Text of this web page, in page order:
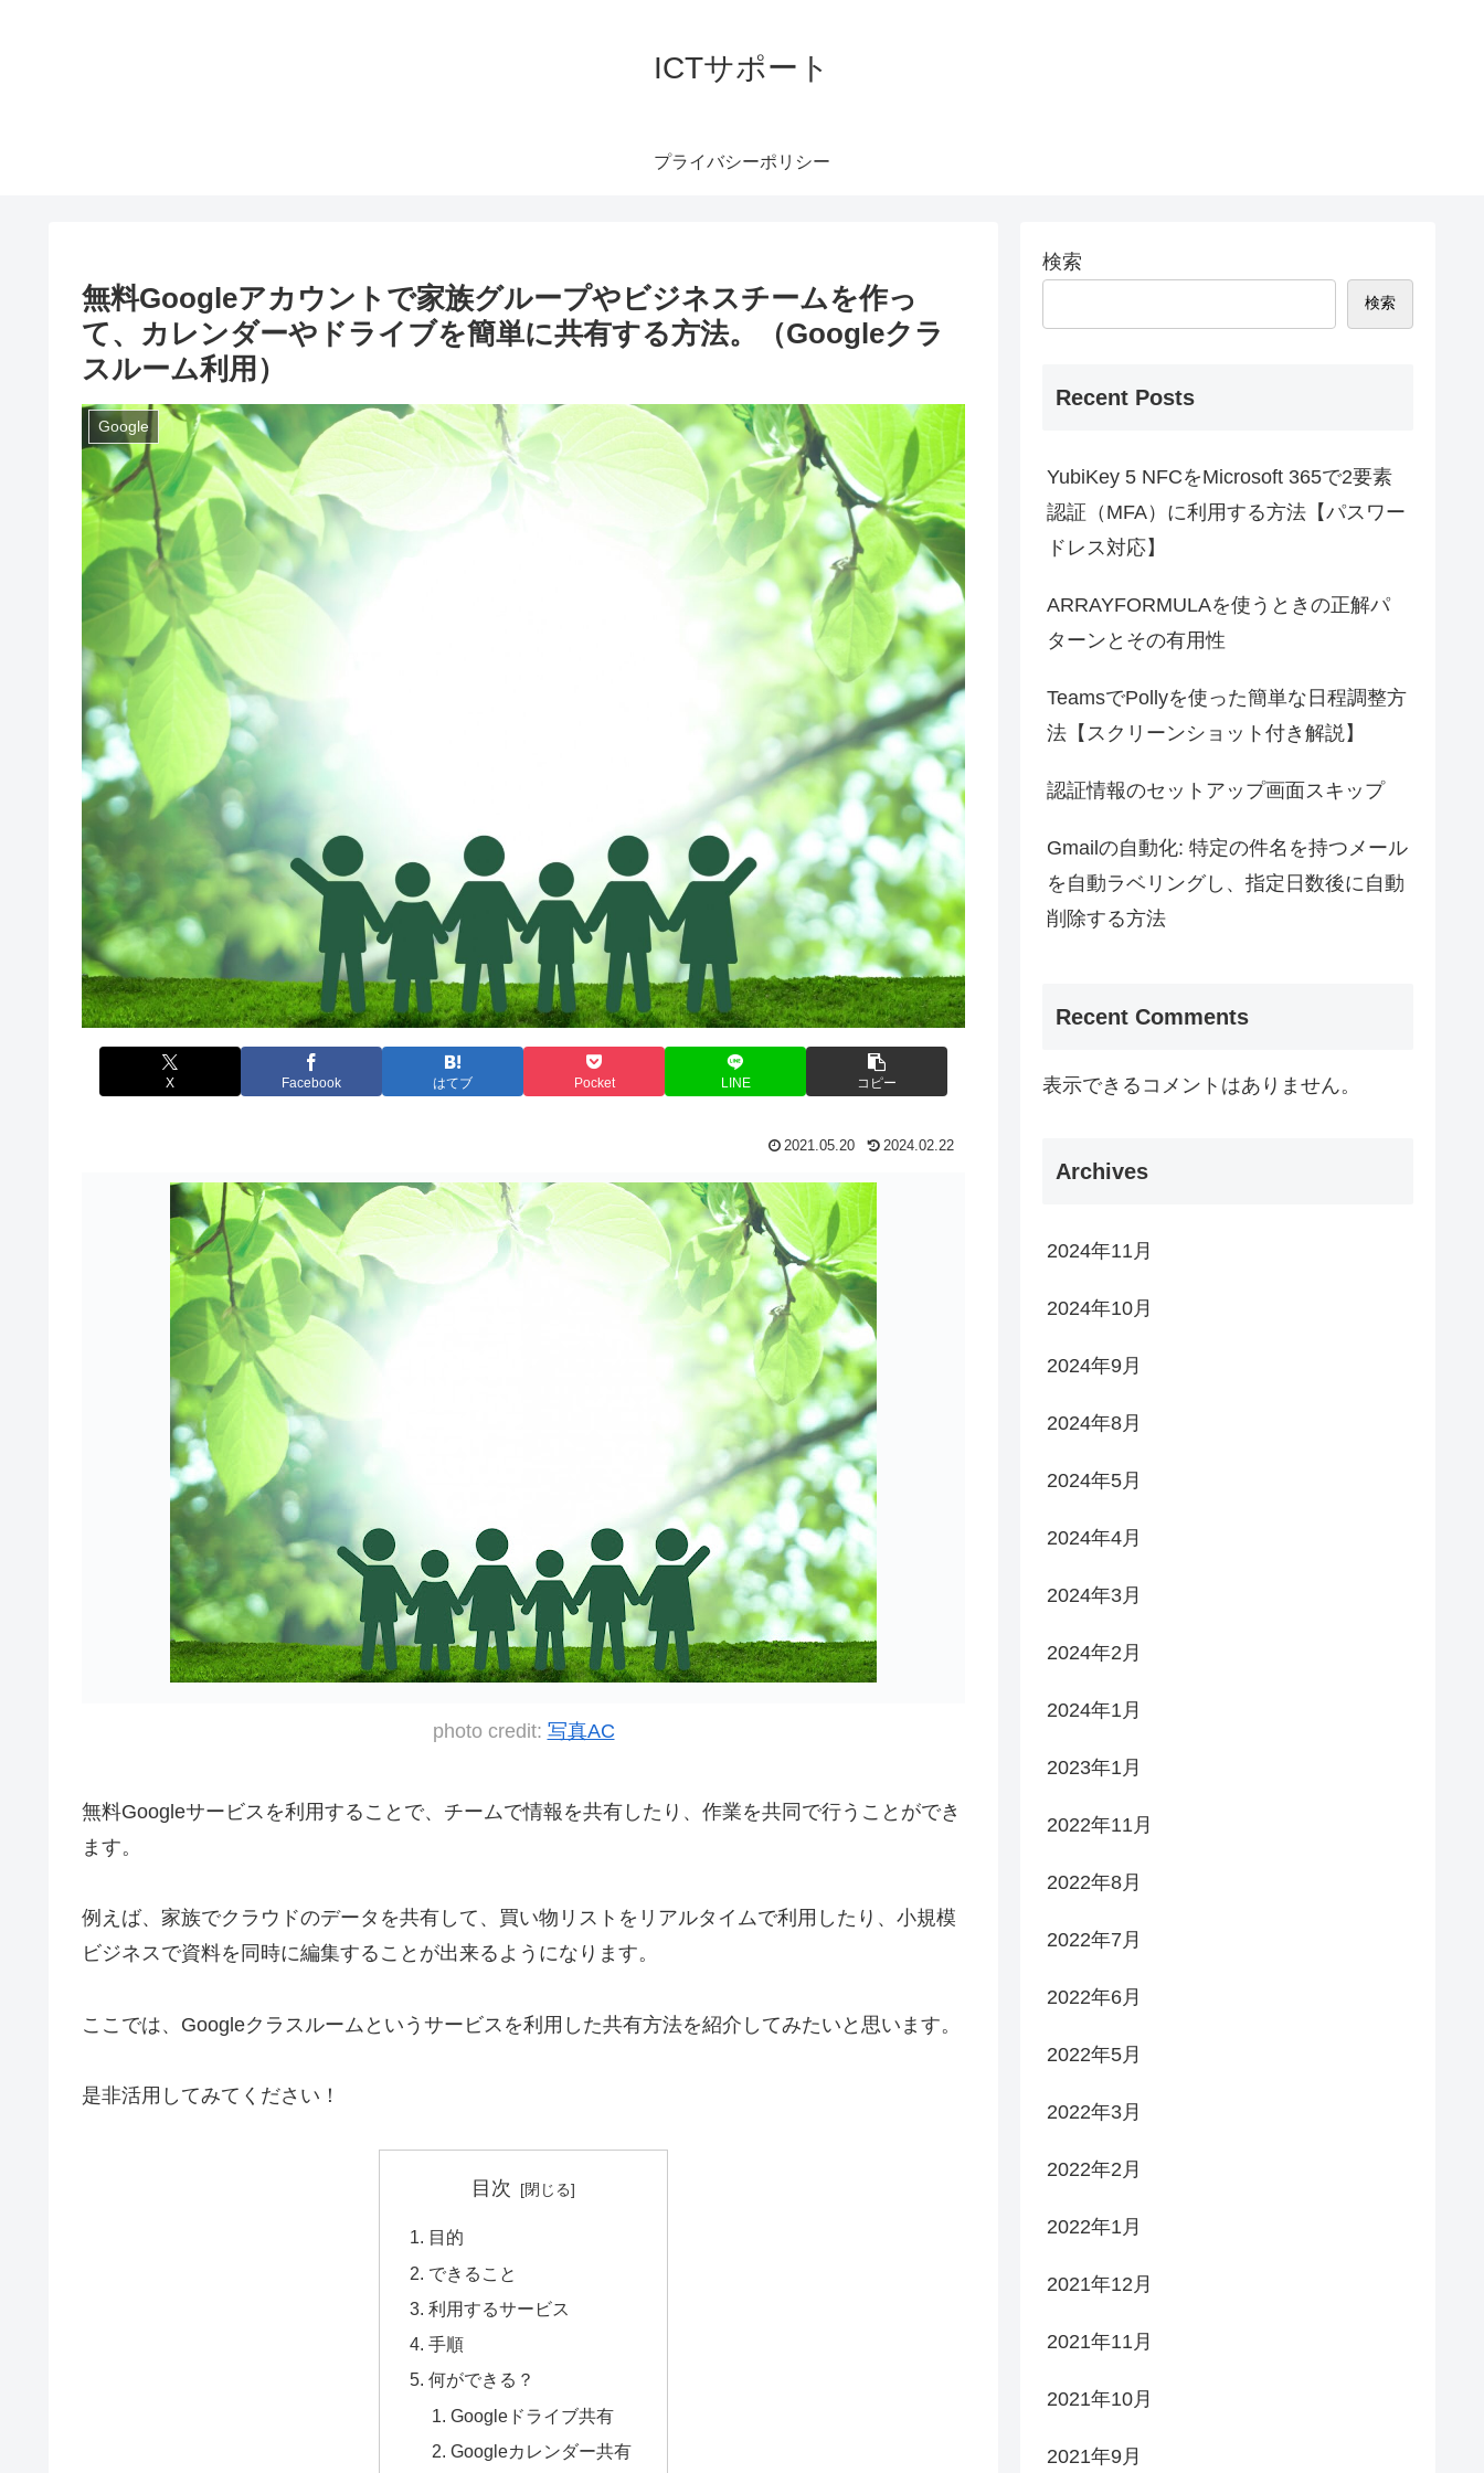
ICTサポート
プライバシーポリシー
無料Googleアカウントで家族グループやビジネスチームを作っ
て、カレンダーやドライブを簡単に共有する方法。（Googleクラ
スルーム利用）
Google
X Facebook はてブ Pocket LINE コピー
2021.05.20 2024.02.22
photo credit: 写真AC
無料Googleサービスを利用することで、チームで情報を共有したり、作業を共同で行うことができ
ます。
例えば、家族でクラウドのデータを共有して、買い物リストをリアルタイムで利用したり、小規模
ビジネスで資料を同時に編集することが出来るようになります。
ここでは、Googleクラスルームというサービスを利用した共有方法を紹介してみたいと思います。
是非活用してみてください！
目次
目的
できること
利用するサービス
手順
何ができる？
Googleドライブ共有
Googleカレンダー共有
検索
検索
Recent Posts
YubiKey 5 NFCをMicrosoft 365で2要素
認証（MFA）に利用する方法【パスワー
ドレス対応】
ARRAYFORMULAを使うときの正解パ
ターンとその有用性
TeamsでPollyを使った簡単な日程調整方
法【スクリーンショット付き解説】
認証情報のセットアップ画面スキップ
Gmailの自動化: 特定の件名を持つメール
を自動ラベリングし、指定日数後に自動
削除する方法
Recent Comments
表示できるコメントはありません。
Archives
2024年11月
2024年10月
2024年9月
2024年8月
2024年5月
2024年4月
2024年3月
2024年2月
2024年1月
2023年1月
2022年11月
2022年8月
2022年7月
2022年6月
2022年5月
2022年3月
2022年2月
2022年1月
2021年12月
2021年11月
2021年10月
2021年9月